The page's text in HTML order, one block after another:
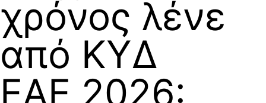
χρόνος λένε
από ΚΥΔ
ΕΑΕ 2026: